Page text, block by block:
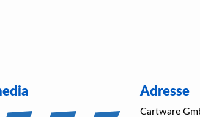
Adresse
Cartware